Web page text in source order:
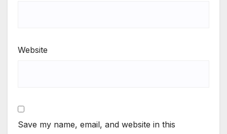
Website
Save my name, email, and website in this